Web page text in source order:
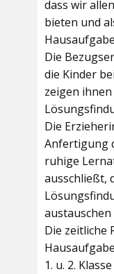
dass wir
bieten und
Die
die Kinder
zeigen
Die
Anfertigung
ruhige
ausschließt,
Die zeitliche
1. u. 2.